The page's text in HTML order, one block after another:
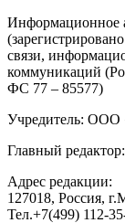
Информационное
связи,
коммуникаций
ФС 77 – 85577)
Учредитель: ООО
Главный
Адрес редакции:
127018, Россия,
Тел.+7(499) 112-